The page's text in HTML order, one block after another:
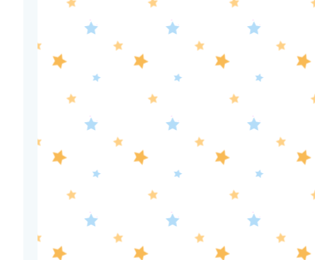
よる 11:30
夏色の雲が恋と嵐をまきおこ
す #5
深夜 0:00
天幕のジャードゥーガル
#7【イマニメーション】
深夜 0:30